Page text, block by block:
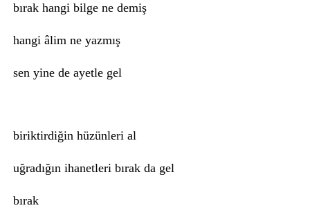
bırak hangi bilge ne demiş
hangi âlim ne yazmış
sen yine de ayetle gel
biriktirdiğin hüzünleri al
uğradığın ihanetleri bırak da gel
bırak